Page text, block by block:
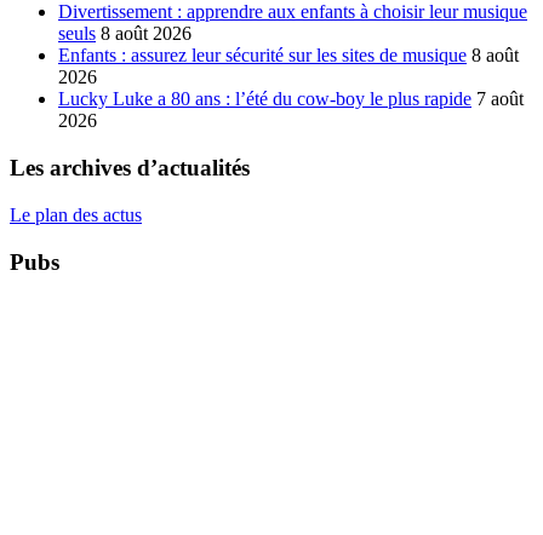
Divertissement : apprendre aux enfants à choisir leur musique
seuls 8 août 2026
Enfants : assurez leur sécurité sur les sites de musique 8 août
2026
Lucky Luke a 80 ans : l’été du cow-boy le plus rapide 7 août
2026
Les archives d’actualités
Le plan des actus
Pubs